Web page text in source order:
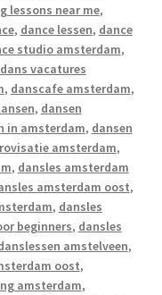
lessons near me,
, dance lessen, dance
studio amsterdam,
dans vacatures
, danscafe amsterdam,
, dansen
in amsterdam, dansen
amsterdam,
, dansles amsterdam
amsterdam oost,
, dansles
beginners, dansles
amstelveen,
oost,
amsterdam,